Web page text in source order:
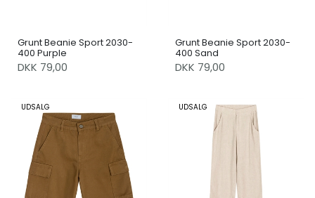
Grunt Beanie Sport 2030-
400 Purple
DKK 79,00
Grunt Beanie Sport 2030-
400 Sand
DKK 79,00
UDSALG UDSALG